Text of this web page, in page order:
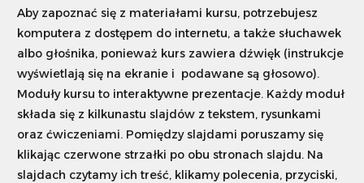
Aby zapoznać się z materiałami kursu, potrzebujesz
komputera z dostępem do internetu, a także słuchawek
albo głośnika, ponieważ kurs zawiera dźwięk (instrukcje
wyświetlają się na ekranie i podawane są głosowo).
Moduły kursu to interaktywne prezentacje. Każdy moduł
składa się z kilkunastu slajdów z tekstem, rysunkami
oraz ćwiczeniami. Pomiędzy slajdami poruszamy się
klikając czerwone strzałki po obu stronach slajdu. Na
slajdach czytamy ich treść, klikamy polecenia, przyciski,